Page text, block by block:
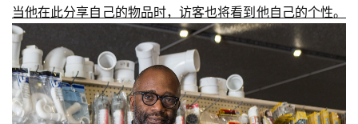
当他在此分享自己的物品时，访客也将看到他自己的个性。